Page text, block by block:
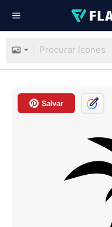
Salvar